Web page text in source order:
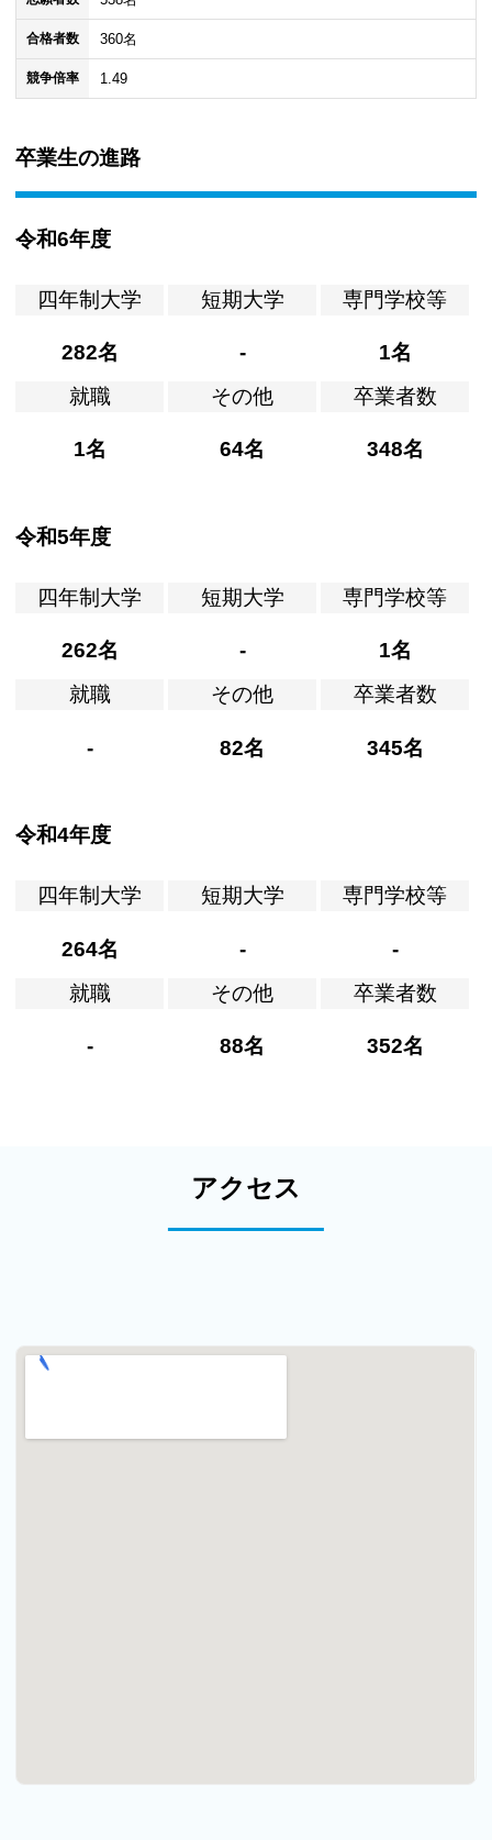
合格者数 360名
競争倍率 1.49
卒業生の進路
令和6年度
四年制大学
282名
短期大学
-
専門学校等
1名
就職
1名
その他
64名
卒業者数
348名
令和5年度
四年制大学
262名
短期大学
-
専門学校等
1名
就職
-
その他
82名
卒業者数
345名
令和4年度
四年制大学
264名
短期大学
-
専門学校等
-
就職
-
その他
88名
卒業者数
352名
アクセス